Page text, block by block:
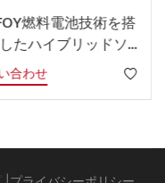
燃料電池技術を搭
たハイブリッドソ
ーCCTVトレーラー
合わせ